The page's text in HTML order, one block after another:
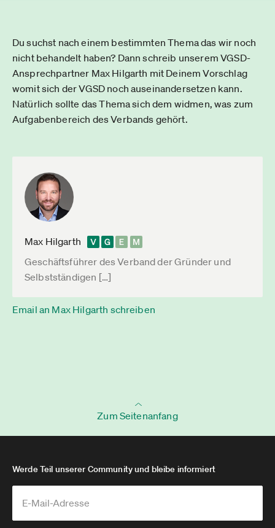
Du suchst nach einem bestimmten Thema das wir noch
nicht behandelt haben? Dann schreib unserem VGSD-
Ansprechpartner Max Hilgarth mit Deinem Vorschlag
womit sich der VGSD noch auseinandersetzen kann.
Natürlich sollte das Thema sich dem widmen, was zum
Aufgabenbereich des Verbands gehört.
Max Hilgarth
Geschäftsführer des Verband der Gründer und
Selbstständigen […]
Email an Max Hilgarth schreiben
Zum Seitenanfang
Werde Teil unserer Community und bleibe informiert